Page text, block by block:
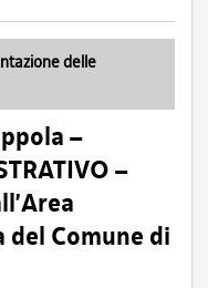
delle
–
–
Comune di